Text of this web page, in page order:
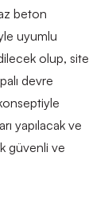
beton
uyumlu
olup, site
devre
yapılacak ve
güvenli ve